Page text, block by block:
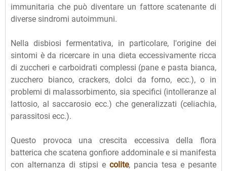
immunitaria che può diventare un fattore scatenante di
diverse sindromi autoimmuni.
Nella disbiosi fermentativa, in particolare, l'origine dei
sintomi è da ricercare in una dieta eccessivamente ricca
di zuccheri e carboidrati complessi (pane e pasta bianca,
zucchero bianco, crackers, dolci da forno, ecc.), o in
problemi di malassorbimento, sia specifici (intolleranze al
lattosio, al saccarosio ecc.) che generalizzati (celiachia,
parassitosi ecc.).
Questo provoca una crescita eccessiva della flora
batterica che scatena gonfiore addominale e si manifesta
con alternanza di stipsi e colite, pancia tesa e pesante